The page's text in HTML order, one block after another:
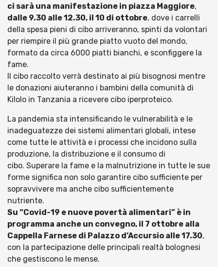
ci sarà una manifestazione in piazza Maggiore,
dalle 9.30 alle 12.30, il 10 di ottobre, dove i carrelli
della spesa pieni di cibo arriveranno, spinti da volontari
per riempire il più grande piatto vuoto del mondo,
formato da circa 6000 piatti bianchi, e sconfiggere la
fame.
Il cibo raccolto verrà destinato ai più bisognosi mentre
le donazioni aiuteranno i bambini della comunità di
Kilolo in Tanzania a ricevere cibo iperproteico.
La pandemia sta intensificando le vulnerabilità e le
inadeguatezze dei sistemi alimentari globali, intese
come tutte le attività e i processi che incidono sulla
produzione, la distribuzione e il consumo di
cibo. Superare la fame e la malnutrizione in tutte le sue
forme significa non solo garantire cibo sufficiente per
sopravvivere ma anche cibo sufficientemente
nutriente.
Su “Covid-19 e nuove povertà alimentari” è in
programma anche un convegno, il 7 ottobre alla
Cappella Farnese di Palazzo d’Accursio alle 17.30,
con la partecipazione delle principali realtà bolognesi
che gestiscono le mense.